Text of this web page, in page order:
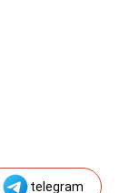
telegram